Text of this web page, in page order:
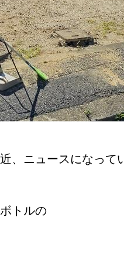
、ニュースになって
トルの